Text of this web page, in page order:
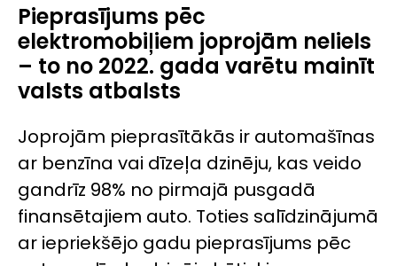
Pieprasījums pēc
elektromobiļiem joprojām neliels
– to no 2022. gada varētu mainīt
valsts atbalsts
Joprojām pieprasītākās ir automašīnas
ar benzīna vai dīzeļa dzinēju, kas veido
gandrīz 98% no pirmajā pusgadā
finansētajiem auto. Toties salīdzinājumā
ar iepriekšējo gadu pieprasījums pēc